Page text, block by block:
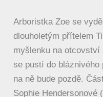
Arboristka Zoe se
dlouholetým přítelem
myšlenku na otcovství
se pustí do
na ně bude pozdě.
Sophie Hendersonové